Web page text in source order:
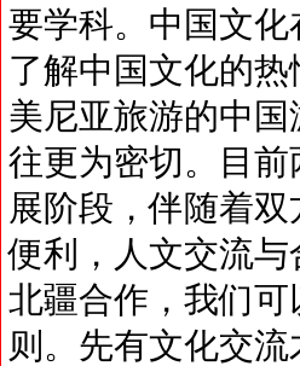
要学科。中国文
了解中国文化的
美尼亚旅游的中
往更为密切。目前
展阶段，伴随着
便利，人文交流
北疆合作，我们
则。先有文化交